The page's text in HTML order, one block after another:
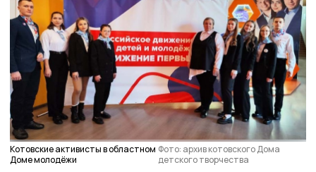
Котовские активисты в областном
Доме молодёжи
Фото: архив котовского Дома
детского творчества